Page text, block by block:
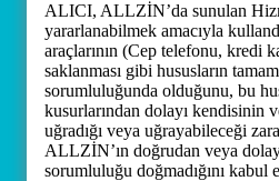
ALICI, ALLZİN’da sunulan
yararlanabilmek amacıyla
araçlarının (Cep telefonu, kredi
saklanması gibi hususların
sorumluluğunda olduğunu, bu
kusurlarından dolayı kendisinin
uğradığı veya uğrayabileceği
ALLZİN’ın doğrudan veya
sorumluluğu doğmadığını kabul